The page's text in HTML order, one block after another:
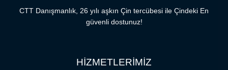
CTT Danışmanlık, 26 yılı aşkın Çin tercübesi ile Çindeki En
güvenli dostunuz!
HİZMETLERİMİZ